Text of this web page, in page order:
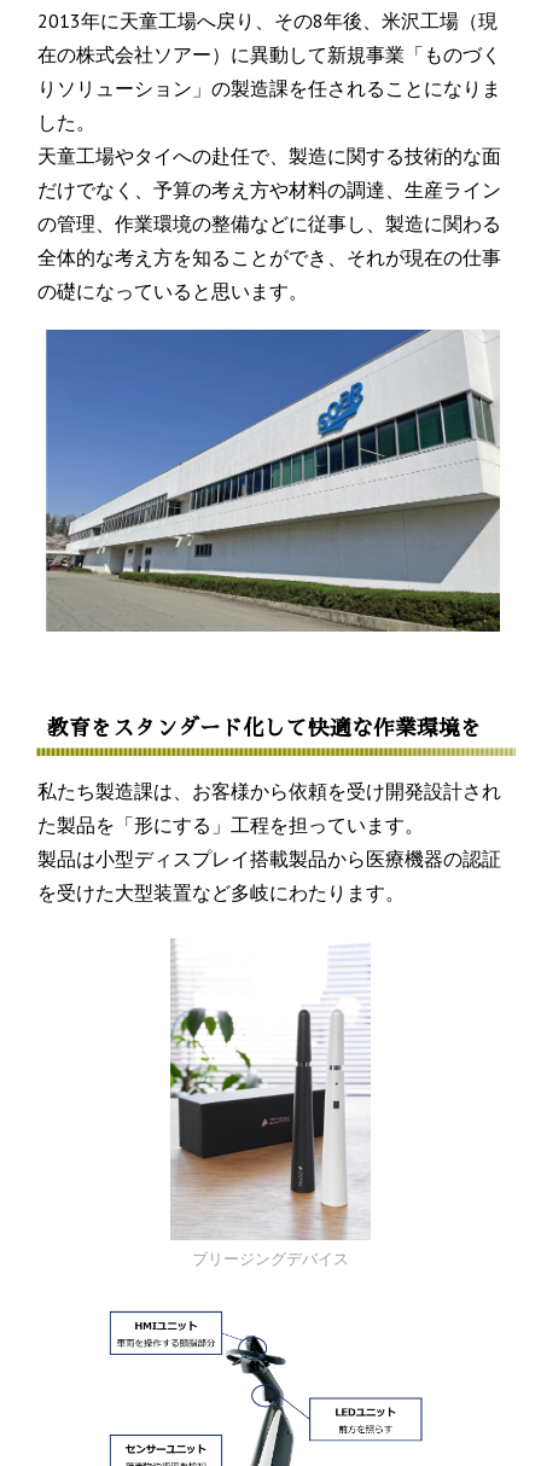
2013年に天童工場へ戻り、その8年後、米沢工場（現
在の株式会社ソアー）に異動して新規事業「ものづく
りソリューション」の製造課を任されることになりま
した。
天童工場やタイへの赴任で、製造に関する技術的な面
だけでなく、予算の考え方や材料の調達、生産ライン
の管理、作業環境の整備などに従事し、製造に関わる
全体的な考え方を知ることができ、それが現在の仕事
の礎になっていると思います。
教育をスタンダード化して快適な作業環境を
私たち製造課は、お客様から依頼を受け開発設計され
た製品を「形にする」工程を担っています。
製品は小型ディスプレイ搭載製品から医療機器の認証
を受けた大型装置など多岐にわたります。
ブリージングデバイス